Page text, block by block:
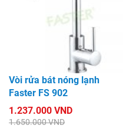
Vòi rửa bát nóng lạnh
Faster FS 902
1.237.000 VND
1.650.000 VND